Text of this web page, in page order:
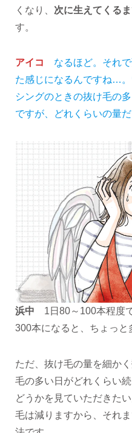
くなり、 次に生えてくる
す。
アイコ
なるほど。それ
た感じになるんですね…
シングのときの抜け毛の
ですが、どれくらいの量
浜中 1日80～100本程度
300本になると、ちょっと
ただ、抜け毛の量を細か
毛の多い日がどれくらい
どうかを見ていただきた
毛は減りますから、それ